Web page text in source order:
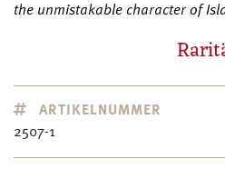
the unmistakable character of
ARTIKELNUMMER
2507-1